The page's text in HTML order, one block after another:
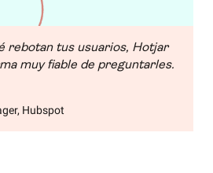
rebotan tus usuarios, Hotjar
muy fiable de preguntarles.
Hubspot